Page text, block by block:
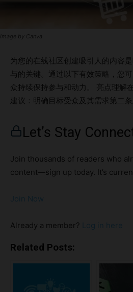
Image by Canva
为您的在线社区创建吸引人的内容
与的关键。通过以下有效策略，您
众持续保持参与和动力。 亮点理解
建议：明确目标受众及其需求第二
建有价值且吸引人的内容第五条建
容第六条建议：分析并优化社区增
线社区的重要性 在线社区已成为一
全球各地的人们联系、分享想法，
的交流。事实上，有80%的用户更
验。 因此，为在线社区创作能够引
够吸引新成员，还能激励现有成员积
作者可以释放其潜力，构建充满活
并赋能成员。采用正确的策略，这
Let’s Stay
Join thousands of readers who
content—sign up today. It’s
Join Now
Already a member? Log in here
Related Posts: